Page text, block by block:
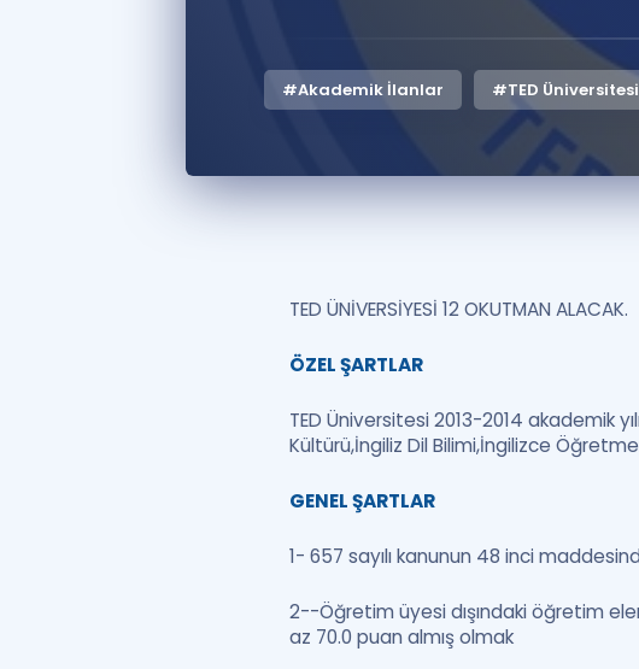
#Akademik İlanlar #TED Üniversitesi
TED ÜNİVERSİYESİ 12 OKUTMAN ALACAK.
ÖZEL ŞARTLAR
TED Üniversitesi 2013-2014 akademik
Kültürü,İngiliz Dil Bilimi,İngilizce
GENEL ŞARTLAR
1- 657 sayılı kanunun 48 inci
2--Öğretim üyesi dışındaki öğretim
az 70.0 puan almış olmak